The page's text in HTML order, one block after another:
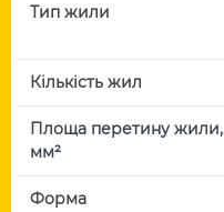
Тип жили
Кількість жил
Площа перетину жили,
мм²
Форма